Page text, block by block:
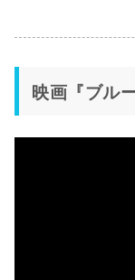
映画『ブル